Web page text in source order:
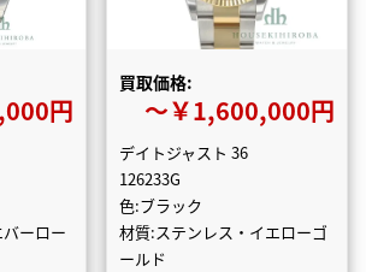
円
ーロー
買取価格:
〜￥1,600,000円
デイトジャスト 36
126233G
色:ブラック
材質:ステンレス・イエローゴ
ールド